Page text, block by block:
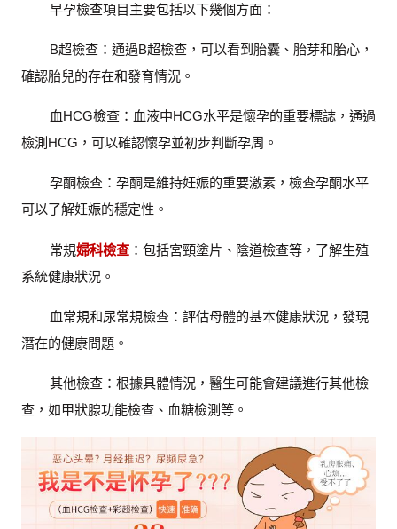
早孕檢查項目主要包括以下幾個方面：
B超檢查：通過B超檢查，可以看到胎囊、胎芽和胎心，
確認胎兒的存在和發育情況。
血HCG檢查：血液中HCG水平是懷孕的重要標誌，通過
檢測HCG，可以確認懷孕並初步判斷孕周。
孕酮檢查：孕酮是維持妊娠的重要激素，檢查孕酮水平
可以了解妊娠的穩定性。
常規婦科檢查：包括宮頸塗片、陰道檢查等，了解生殖
系統健康狀況。
血常規和尿常規檢查：評估母體的基本健康狀況，發現
潛在的健康問題。
其他檢查：根據具體情況，醫生可能會建議進行其他檢
查，如甲狀腺功能檢查、血糖檢測等。